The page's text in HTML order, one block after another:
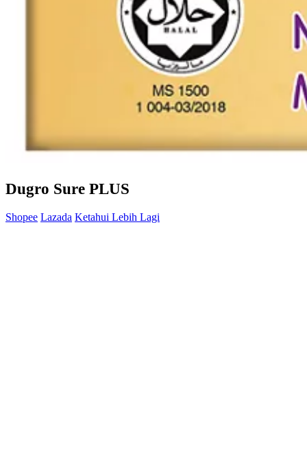
Dugro Sure PLUS
Shopee Lazada Ketahui Lebih Lagi